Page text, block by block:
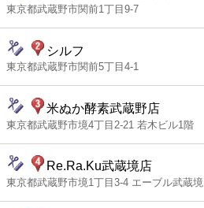
東京都武蔵野市関前1丁目9-7
シルフ
東京都武蔵野市関前5丁目4-1
米ぬか酵素武蔵野店
東京都武蔵野市境4丁目2-21 若木ビル1階
Re.Ra.Ku武蔵境店
東京都武蔵野市境1丁目3-4 エーブル武蔵境